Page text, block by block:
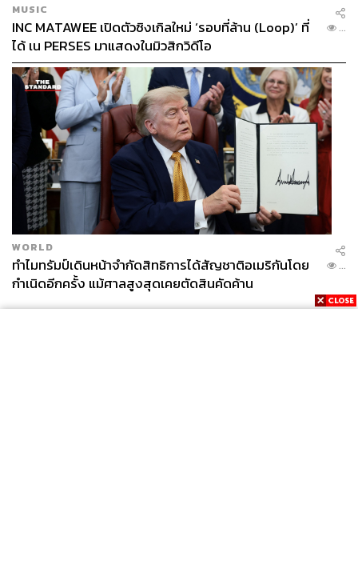
MUSIC
INC MATAWEE เปิดตัวซิงเกิลใหม่ ‘รอบที่ล้าน (Loop)’ ที่
ได้ เน PERSES มาแสดงในมิวสิกวิดีโอ
...
WORLD
ทำไมทรัมป์เดินหน้าจำกัดสิทธิการได้สัญชาติอเมริกันโดย
กำเนิดอีกครั้ง แม้ศาลสูงสุดเคยตัดสินคัดค้าน
...